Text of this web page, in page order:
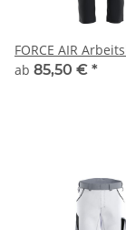
FORCE AIR
ab 85,50 € *